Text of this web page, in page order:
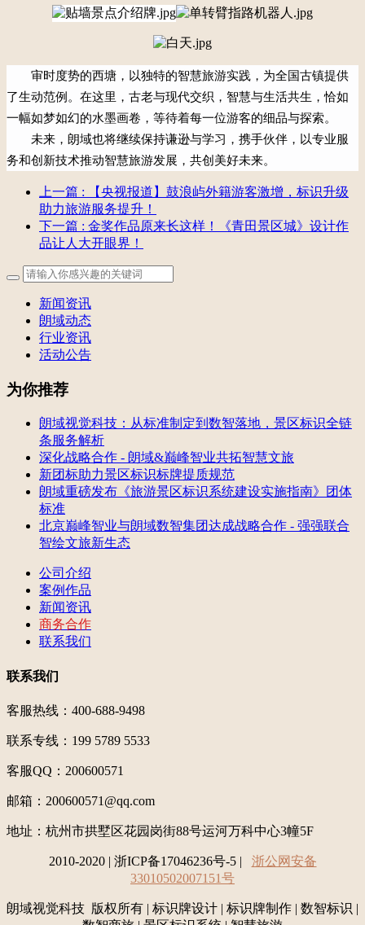
审时度势的西塘，以独特的智慧旅游实践，为全国古镇提供
了生动范例。在这里，古老与现代交织，智慧与生活共生，恰如
一幅如梦如幻的水墨画卷，等待着每一位游客的细品与探索。
未来，朗域也将继续保持谦逊与学习，携手伙伴 ，以专业服
务和创新技术推动智慧旅游发展， 共创美好未来。
上一篇 : 【央视报道】鼓浪屿外籍游客激增，标识升级
助力旅游服务提升！
下一篇 : 金奖作品原来长这样！《青田景区城》设计作
品让人大开眼界！
新闻资讯
朗域动态
行业资讯
活动公告
为你推荐
朗域视觉科技：从标准制定到数智落地，景区标识全链
条服务解析
深化战略合作 - 朗域&巅峰智业共拓智慧文旅
新团标助力景区标识标牌提质规范
朗域重磅发布《旅游景区标识系统建设实施指南》团体
标准
北京巅峰智业与朗域数智集团达成战略合作 - 强强联合
智绘文旅新生态
公司介绍
案例作品
新闻资讯
商务合作
联系我们
联系我们
客服热线：400-688-9498
联系专线：199 5789 5533
客服QQ：200600571
邮箱：200600571@qq.com
地址： 杭州市拱墅区花园岗街88号运河万科中心3幢5F
2010-2020 | 浙ICP备17046236号-5 |
浙公网安备
33010502007151号
朗域视觉科技 版权所有 | 标识牌设计 | 标识牌制作 | 数智标识 |